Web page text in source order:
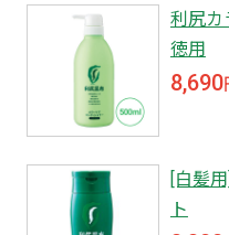
利尻カ
徳用
8,690
[白髪
ト